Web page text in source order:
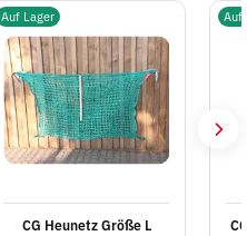
Auf Lager
CG Heunetz Größe L
Auf